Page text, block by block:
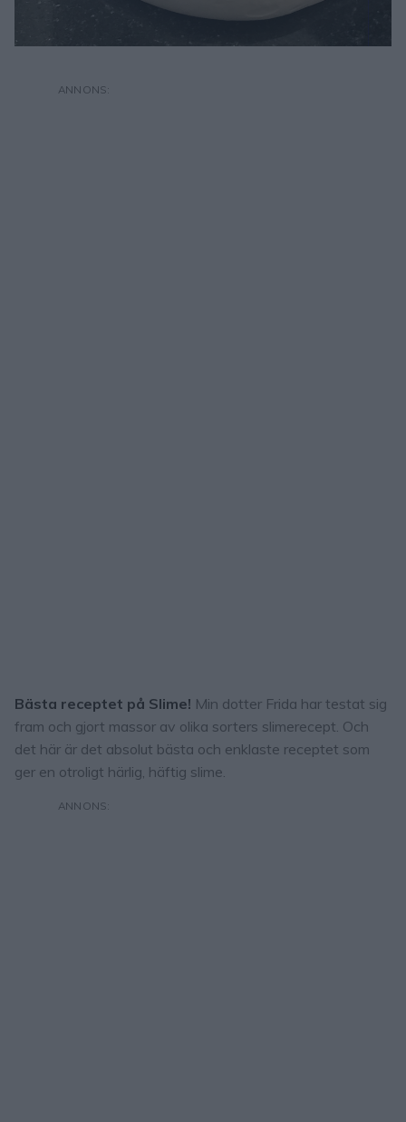
Bästa receptet på Slime! Min dotter Frida har testat sig
fram och gjort massor av olika sorters slimerecept. Och
det här är det absolut bästa och enklaste receptet som
ger en otroligt härlig, häftig slime.